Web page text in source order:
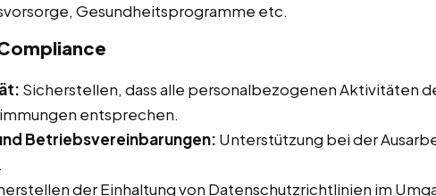
Gesundheitsprogramme etc.
Sicherstellen, dass alle personalbezogenen Aktivitäten
entsprechen.
Betriebsvereinbarungen: Unterstützung bei der
der Einhaltung von Datenschutzrichtlinien im